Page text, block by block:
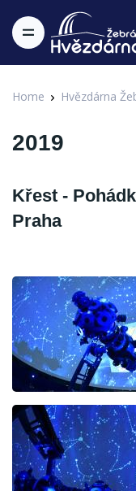
Home Hvězdárna
2019
Křest -
Praha